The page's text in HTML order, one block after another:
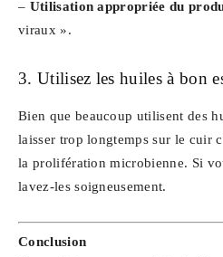
– Utilisation appropriée du
viraux ».
3. Utilisez les huiles à bon
Bien que beaucoup utilisent des
laisser trop longtemps sur le cuir
la prolifération microbienne. Si
lavez-les soigneusement.
Conclusion